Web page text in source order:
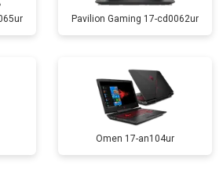
Pavilion Gaming 17-cd0062ur
Omen 17-an104ur